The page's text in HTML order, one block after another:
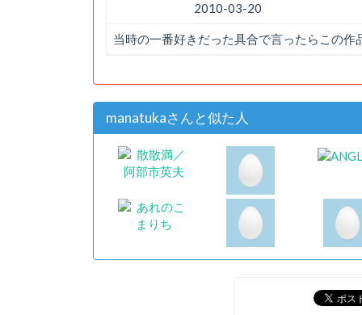
2010-03-20
当時の一番好きだった具合で言ったらこの
manatukaさんと似た人